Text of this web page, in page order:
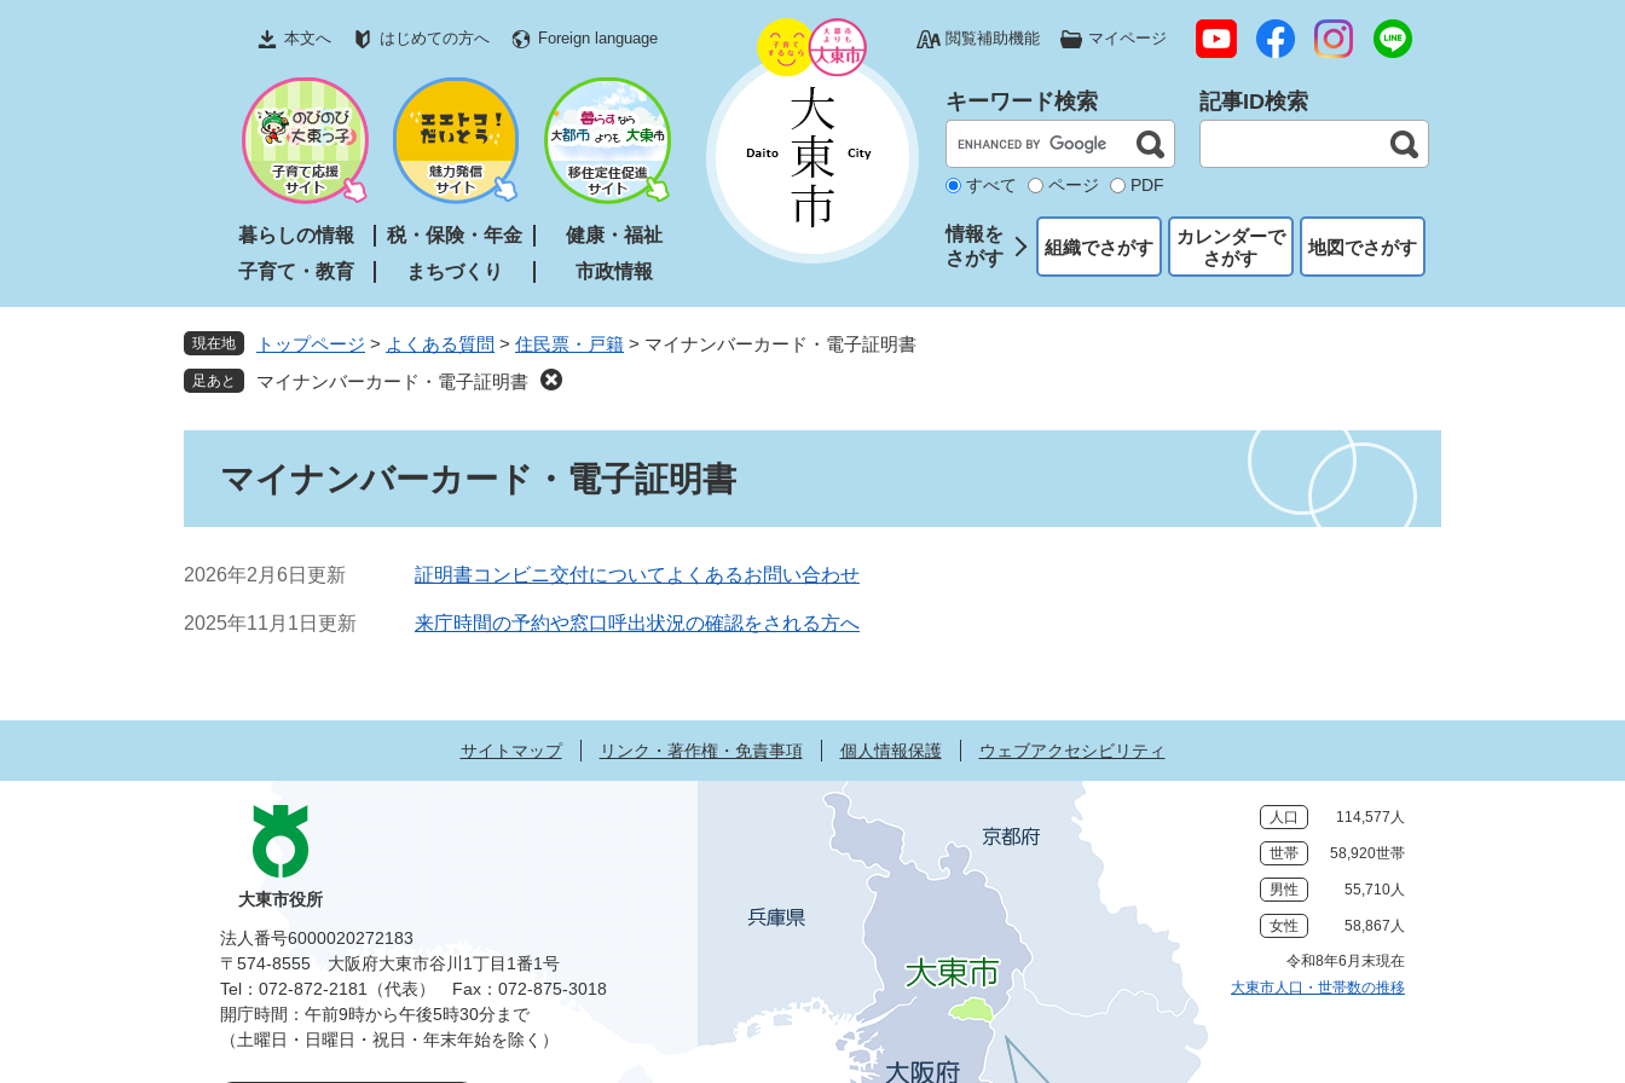
文
本文へ はじめての方へ Foreign language 閲覧補助機能 マイページ
暮らしの情報 税・保険・年金
健康・福祉
子育て・教育
まちづくり 市政情報
キーワード検索
すべて ページ PDF
記事ID検索
情報を
さがす
組織でさがす
カレンダーで
さがす
地図でさがす
現在地 トップページ > よくある質問 > 住民票・戸籍 > マイナンバーカード・電子証明書
マイナンバーカード・電子証明書
マイナンバーカード・電子証明書
2026年2月6日更新 証明書コンビニ交付についてよくあるお問い合わせ
2025年11月1日更新 来庁時間の予約や窓口呼出状況の確認をされる方へ
サイトマップ リンク・著作権・免責事項 個人情報保護 ウェブアクセシビリティ
人口 114,577人
世帯 58,920世帯
男性 55,710人
女性 58,867人
令和8年6月末現在
大東市人口・世帯数の推移
大東市役所
法人番号6000020272183
〒574-8555 大阪府大東市谷川1丁目1番1号
Tel：072-872-2181（代表）
Fax：072-875-3018
開庁時間：午前9時から午後5時30分まで
（土曜日・日曜日・祝日・年末年始を除く）